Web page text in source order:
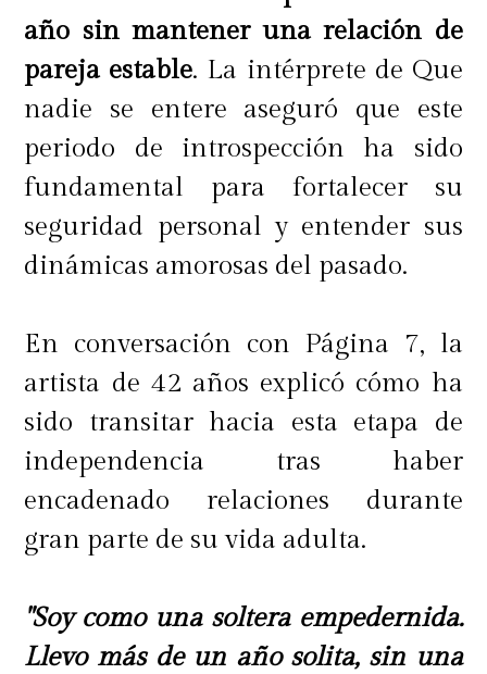
año sin mantener una relación de
pareja estable. La intérprete de Que
nadie se entere aseguró que este
periodo de introspección ha sido
fundamental para fortalecer su
seguridad personal y entender sus
dinámicas amorosas del pasado.
En conversación con Página 7, la
artista de 42 años explicó cómo ha
sido transitar hacia esta etapa de
independencia tras haber
encadenado relaciones durante
gran parte de su vida adulta.
"Soy como una soltera empedernida.
Llevo más de un año solita, sin una